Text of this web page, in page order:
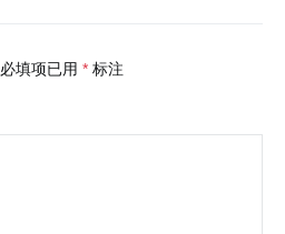
必填项已用 * 标注